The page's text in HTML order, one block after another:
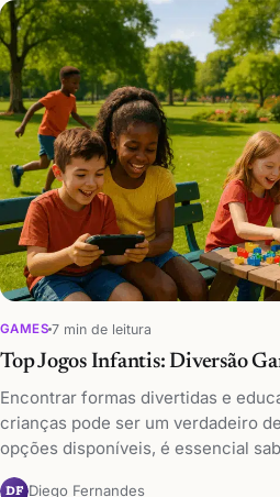
GAMES 7 min de leitura
Top Jogos Infantis: Diversão
Encontrar formas divertidas e
crianças pode ser um verdadeiro
opções disponíveis, é essencial
DF Diego Fernandes